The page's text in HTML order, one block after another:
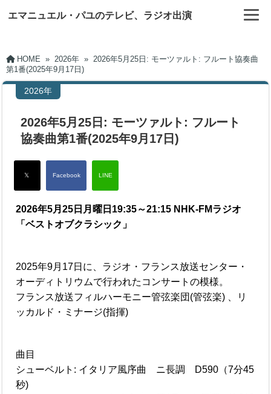
エマニュエル・パユのテレビ、ラジオ出演
HOME » 2026年 » 2026年5月25日: モーツァルト: フルート協奏曲
第1番(2025年9月17日)
2026年
2026年5月25日: モーツァルト: フルート
協奏曲第1番(2025年9月17日)
2026年5月25日月曜日19:35～21:15 NHK-FMラジオ
「ベストオブクラシック」
2025年9月17日に、ラジオ・フランス放送センター・
オーディトリウムで行われたコンサートの模様。
フランス放送フィルハーモニー管弦楽団(管弦楽) 、リ
ッカルド・ミナージ(指揮)
曲目
シューベルト: イタリア風序曲 ニ長調 D590（7分45
秒)